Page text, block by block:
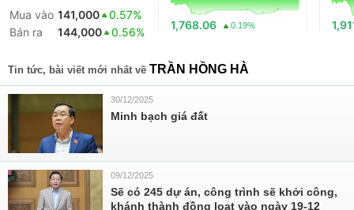
Mua vào 141,000
0.57%
Bán ra
144,000 0.56%
1,768.06 0.19%
Tin tức, bài viết mới nhất về TRẦN HỒNG HÀ
30/12/2025
Minh bạch giá đất
09/12/2025
Sẽ có 245 dự án, công trình sẽ khởi công,
khánh thành đồng loạt vào ngày 19-12